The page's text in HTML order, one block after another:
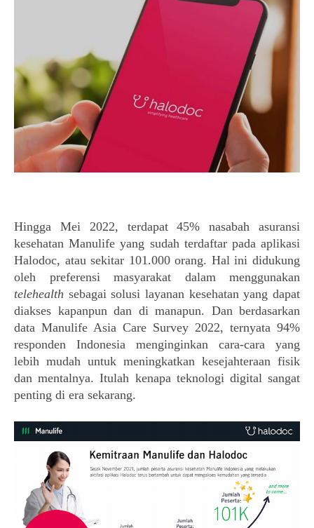
Hingga Mei 2022, terdapat 45% nasabah asuransi
kesehatan Manulife yang sudah terdaftar pada aplikasi
Halodoc, atau sekitar 101.000 orang. Hal ini didukung
telehealth sebagai solusi layanan kesehatan yang dapat
diakses kapanpun dan di manapun. Dan berdasarkan
data Manulife Asia Care Survey 2022, ternyata 94%
lebih mudah untuk meningkatkan kesejahteraan fisik
dan mentalnya. Itulah kenapa teknologi digital sangat
penting di era sekarang.